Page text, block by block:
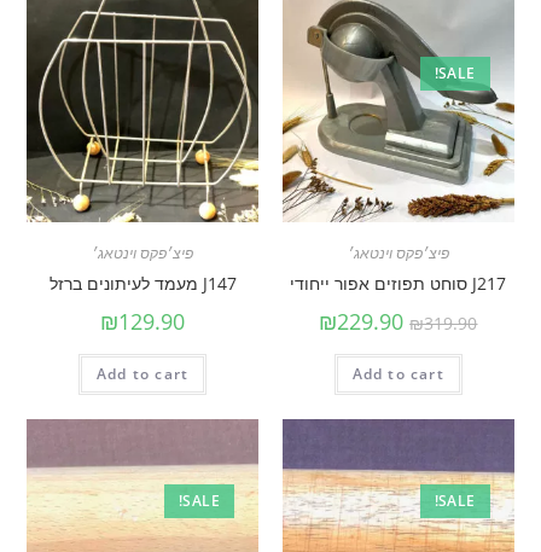
SALE!
פיצ׳פקס וינטאג׳
J217 סוחט תפוזים אפור ייחודי
₪319.90
₪229.90
Add to cart
פיצ׳פקס וינטאג׳
J147 מעמד לעיתונים ברזל
₪129.90
Add to cart
SALE!
SALE!